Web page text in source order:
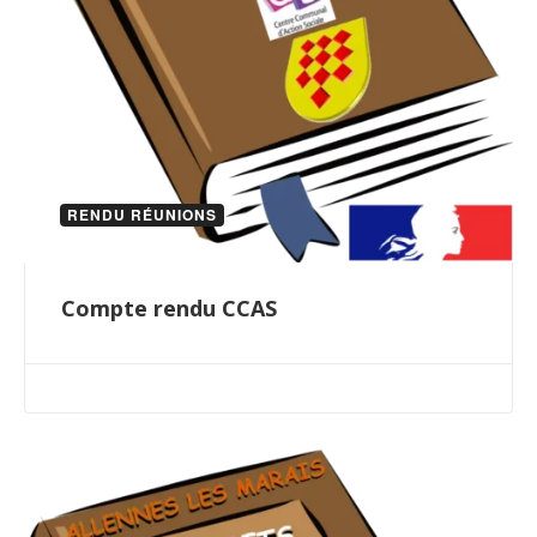
RENDU RÉUNIONS
Compte rendu CCAS